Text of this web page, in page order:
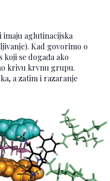
aglutinacijska
Kad govorimo o
se događa ako
krivu krvnu grupu.
a zatim i razaranje